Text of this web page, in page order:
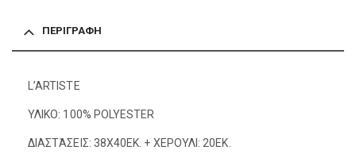
ΠΕΡΙΓΡΑΦΉ
L’ARTISTE
ΥΛΙΚΟ: 100% POLYESTER
ΔΙΑΣΤΆΣΕΙΣ: 38X40EK. + ΧΕΡΟΥΛΙ: 20EK.